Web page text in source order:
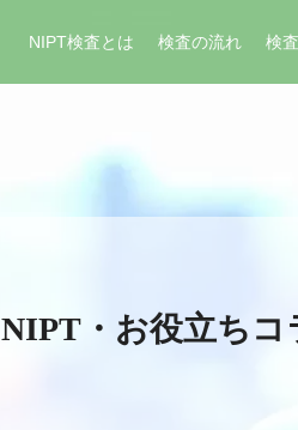
NIPT検査とは 検査の流れ 検
NIPT・お役立ちコ